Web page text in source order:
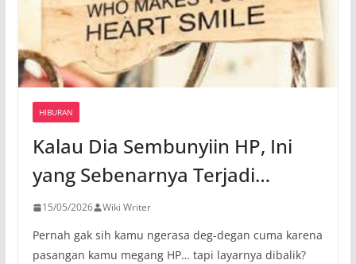
HIBURAN
Kalau Dia Sembunyiin HP, Ini
yang Sebenarnya Terjadi…
15/05/2026 Wiki Writer
Pernah gak sih kamu ngerasa deg-degan cuma karena
pasangan kamu megang HP… tapi layarnya dibalik?